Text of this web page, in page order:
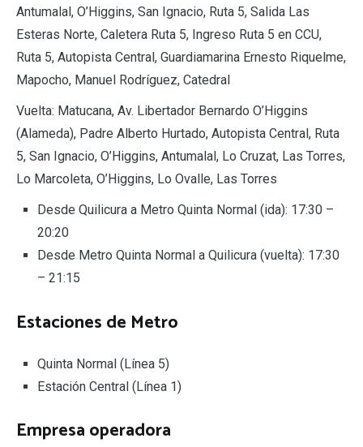
Antumalal, O’Higgins, San Ignacio, Ruta 5, Salida Las
Esteras Norte, Caletera Ruta 5, Ingreso Ruta 5 en CCU,
Ruta 5, Autopista Central, Guardiamarina Ernesto Riquelme,
Mapocho, Manuel Rodríguez, Catedral
Vuelta: Matucana, Av. Libertador Bernardo O’Higgins
(Alameda), Padre Alberto Hurtado, Autopista Central, Ruta
5, San Ignacio, O’Higgins, Antumalal, Lo Cruzat, Las Torres,
Lo Marcoleta, O’Higgins, Lo Ovalle, Las Torres
Desde Quilicura a Metro Quinta Normal (ida): 17:30 –
20:20
Desde Metro Quinta Normal a Quilicura (vuelta): 17:30
– 21:15
Estaciones de Metro
Quinta Normal (Línea 5)
Estación Central (Línea 1)
Empresa operadora